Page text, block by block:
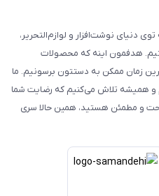
دنیای نوشت‌افزار و لوازم‌التحریر،
هدفمون اینه که محصولات
زمان ممکن به دستتون برسونیم. ما
و همیشه تلاش می‌کنیم که رضایت شما
و مطمئن هستید، همین حالا سری